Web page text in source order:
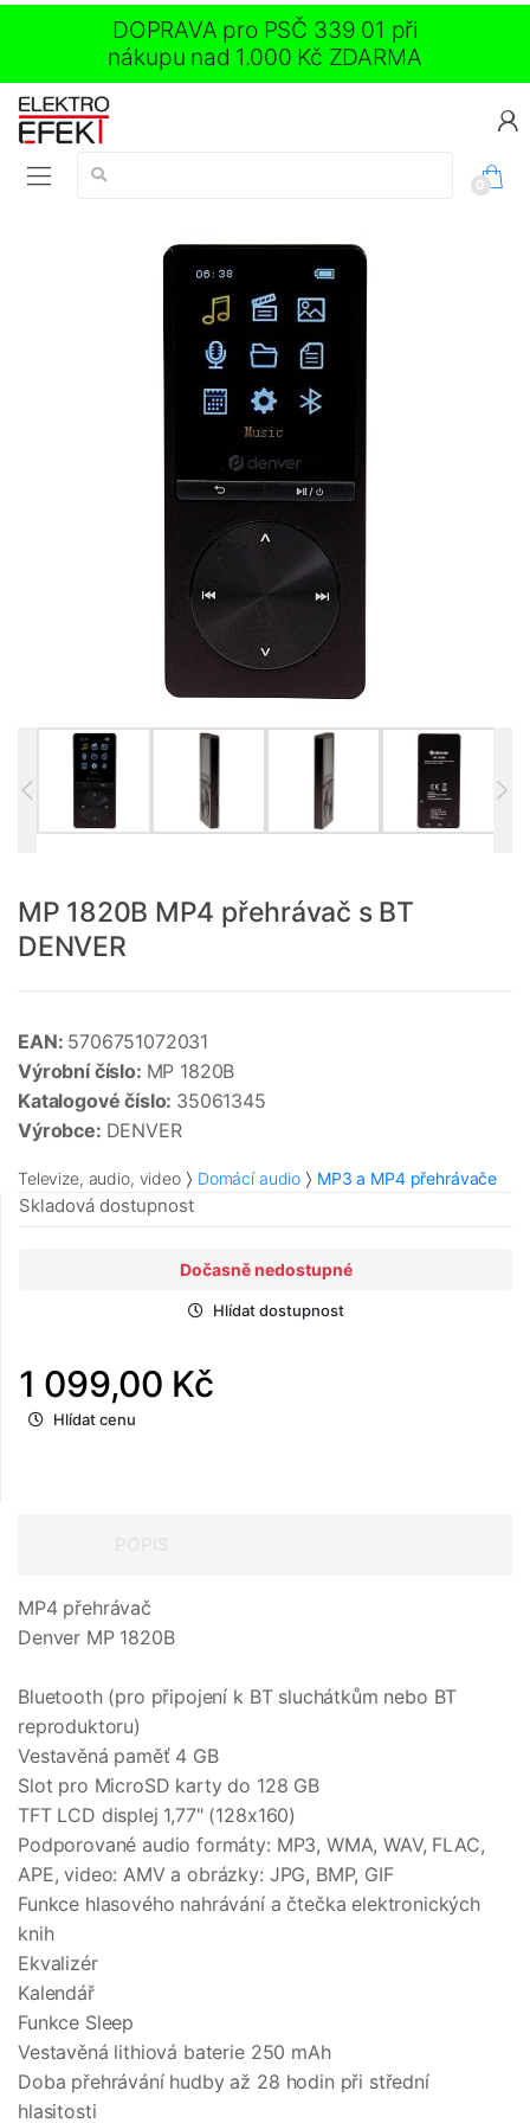
DOPRAVA pro PSČ 339 01 při
nákupu nad 1.000 Kč ZDARMA
Vyhledávání:
0
MP 1820B MP4 přehrávač s BT
DENVER
EAN: 5706751072031
Výrobní číslo: MP 1820B
Katalogové číslo: 35061345
Výrobce: DENVER
Televize, audio, video Domácí audio MP3 a MP4 přehrávače
Skladová dostupnost
Dočasně nedostupné
Hlídat dostupnost
1 099,00 Kč
Hlídat cenu
MP4 přehrávač
Denver MP 1820B
Bluetooth (pro připojení k BT sluchátkům nebo BT
reproduktoru)
Vestavěná paměť 4 GB
Slot pro MicroSD karty do 128 GB
TFT LCD displej 1,77" (128x160)
Podporované audio formáty: MP3, WMA, WAV, FLAC,
APE, video: AMV a obrázky: JPG, BMP, GIF
Funkce hlasového nahrávání a čtečka elektronických
knih
Ekvalizér
Kalendář
Funkce Sleep
Vestavěná lithiová baterie 250 mAh
Doba přehrávání hudby až 28 hodin při střední
hlasitosti